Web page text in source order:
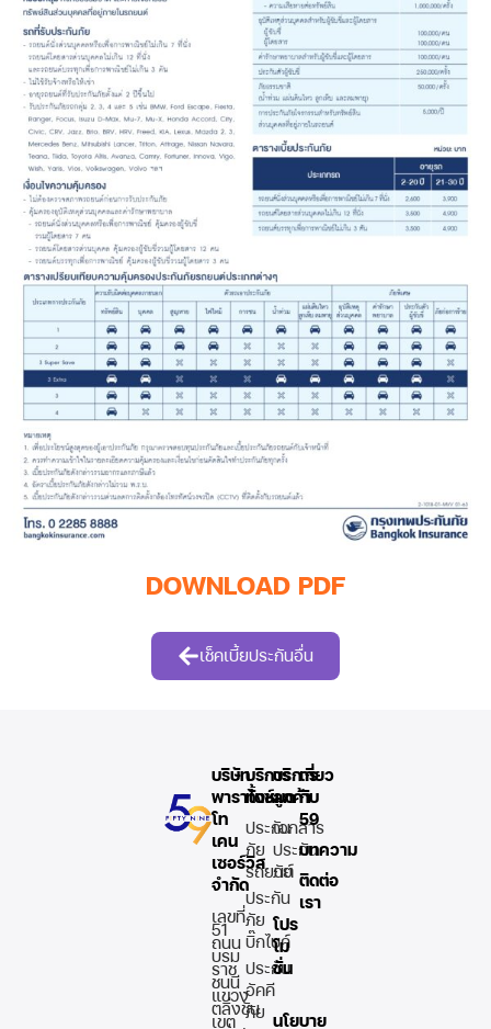
DOWNLOAD PDF
เช็คเบี้ยประกันอื่น
บริษัท
พาราไดซ์
โท
เคน
เซอร์วิส
จำกัด
เลขที่
51
ถนน
บรม
ราช
ชนนี
แขวง
ตลิ่งชัน
เขต
บริการ
ทั้งหมด
ประกัน
ภัย
รถยนต์
ประกัน
ภัย
บิ๊กไบค์
ประกัน
อัคคี
ภัย
บริการ
ลูกค้า
เอกสาร
ประกัน
ภัย
โปร
โม
ชั่น
นโยบาย
เกี่ยว
กับ
59
บทความ
ติดต่อ
เรา